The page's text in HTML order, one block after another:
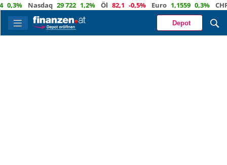
Nasdaq 29 722 1,2% Öl 82,1 -0,5% Euro 1,1559 0,3% CHF
Depot